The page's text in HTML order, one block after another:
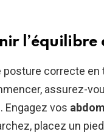
l’équilibre
posture correcte en
assurez-
Engagez vos
placez un